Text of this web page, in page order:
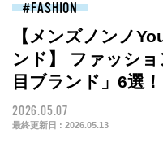
FASHION
【メンズノンノ
ンド】 ファッシ
目ブランド」6選！
2026.05.07
最終更新日 : 2026.05.13